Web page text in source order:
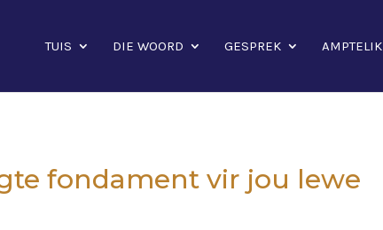
TUIS DIE WOORD GESPREK AMPTELIK
fondament vir jou lewe